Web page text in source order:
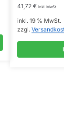
41,72 € inkl. MwSt.
inkl. 19 % MwSt.
zzgl.